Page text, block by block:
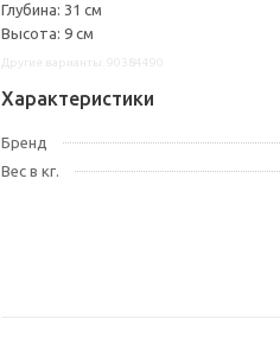
Глубина: 31 см
Высота: 9 см
Характеристики
Бренд
Вес в кг.